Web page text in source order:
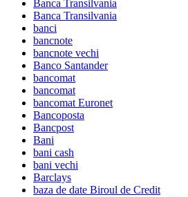
Banca Transilvania
Banca Transilvania
banci
bancnote
bancnote vechi
Banco Santander
bancomat
bancomat
bancomat Euronet
Bancoposta
Bancpost
Bani
bani cash
bani vechi
Barclays
baza de date Biroul de Credit